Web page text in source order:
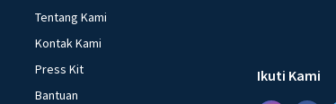
Tentang Kami
Kontak Kami
Press Kit
Bantuan
Ikuti Kami